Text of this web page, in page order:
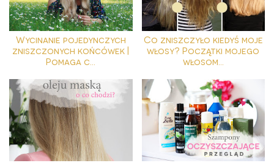
Wycinanie pojedynczych
zniszczonych końcówek |
Pomaga c...
Co zniszczyło kiedyś moje
włosy? Początki mojego
włosom...